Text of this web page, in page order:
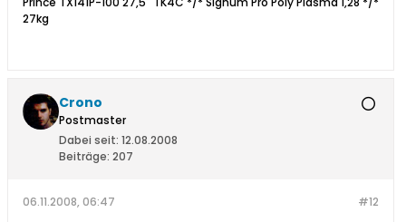
27kg
Crono
Postmaster
Dabei seit: 12.08.2008
Beiträge: 207
#12
06.11.2008, 06:47